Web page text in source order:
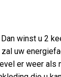
winst u 2
uw
er weer als